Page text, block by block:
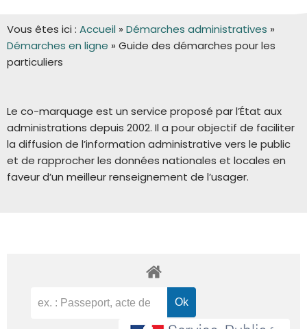
Vous êtes ici : Accueil » Démarches administratives »
Démarches en ligne » Guide des démarches pour les
particuliers
Le co-marquage est un service proposé par l’État aux
administrations depuis 2002. Il a pour objectif de faciliter
la diffusion de l’information administrative vers le public
et de rapprocher les données nationales et locales en
faveur d’un meilleur renseignement de l’usager.